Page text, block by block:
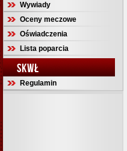
Wywiady
Oceny meczowe
Oświadczenia
Lista poparcia
SKWŁ
Regulamin